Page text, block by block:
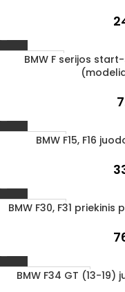
Išparduota
BMW F serijos
1–3 d. d.
BMW F15, F16
1–3 d. d.
BMW F30, F31
Užsakoma prekė
BMW F34 GT (13-